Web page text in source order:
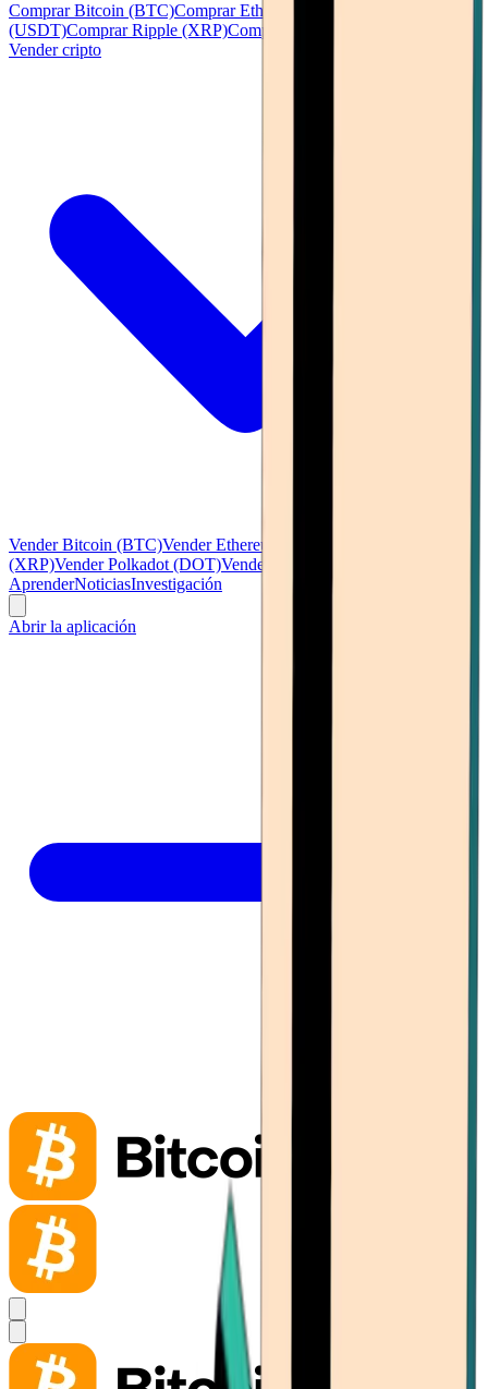
Comprar Bitcoin (BTC)Comprar Ethereum (ETH)
(USDT)Comprar Ripple (XRP)Comprar Solana (SOL)
Vender cripto
Vender Bitcoin (BTC)Vender Ethereum (ETH)
(XRP)Vender Polkadot (DOT)Vender Litecoin (LTC)
AprenderNoticiasInvestigación
Abrir la aplicación